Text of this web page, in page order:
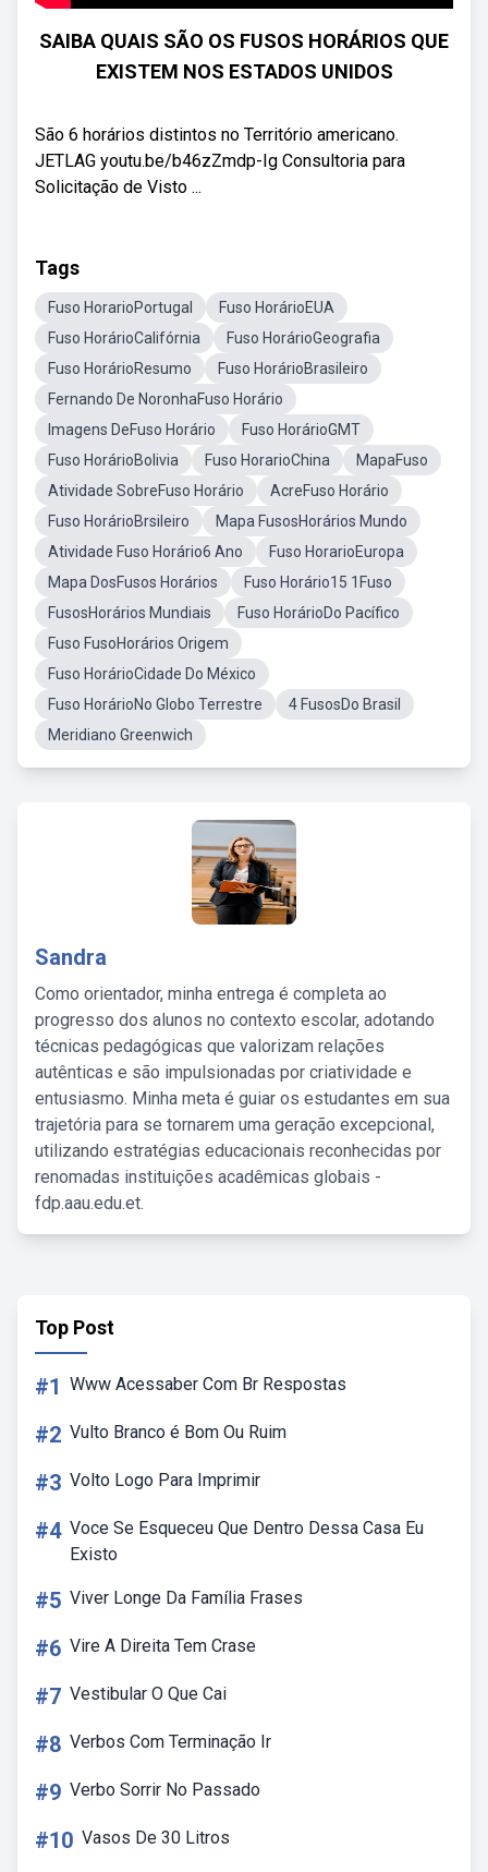
SAIBA QUAIS SÃO OS FUSOS HORÁRIOS QUE
EXISTEM NOS ESTADOS UNIDOS
São 6 horários distintos no Território americano.
JETLAG youtu.be/b46zZmdp-Ig Consultoria para
Solicitação de Visto ...
Tags
Fuso HorarioPortugal
Fuso HorárioEUA
Fuso HorárioCalifórnia
Fuso HorárioGeografia
Fuso HorárioResumo
Fuso HorárioBrasileiro
Fernando De NoronhaFuso Horário
Imagens DeFuso Horário
Fuso HorárioGMT
Fuso HorárioBolivia
Fuso HorarioChina
MapaFuso
Atividade SobreFuso Horário
AcreFuso Horário
Fuso HorárioBrsileiro
Mapa FusosHorários Mundo
Atividade Fuso Horário6 Ano
Fuso HorarioEuropa
Mapa DosFusos Horários
Fuso Horário15 1Fuso
FusosHorários Mundiais
Fuso HorárioDo Pacífico
Fuso FusoHorários Origem
Fuso HorárioCidade Do México
Fuso HorárioNo Globo Terrestre
4 FusosDo Brasil
Meridiano Greenwich
Sandra
Como orientador, minha entrega é completa ao
progresso dos alunos no contexto escolar, adotando
técnicas pedagógicas que valorizam relações
autênticas e são impulsionadas por criatividade e
entusiasmo. Minha meta é guiar os estudantes em sua
trajetória para se tornarem uma geração excepcional,
utilizando estratégias educacionais reconhecidas por
renomadas instituições acadêmicas globais -
fdp.aau.edu.et.
Top Post
#1 Www Acessaber Com Br Respostas
#2 Vulto Branco é Bom Ou Ruim
#3 Volto Logo Para Imprimir
#4 Voce Se Esqueceu Que Dentro Dessa Casa Eu
Existo
#5 Viver Longe Da Família Frases
#6 Vire A Direita Tem Crase
#7 Vestibular O Que Cai
#8 Verbos Com Terminação Ir
#9 Verbo Sorrir No Passado
#10 Vasos De 30 Litros